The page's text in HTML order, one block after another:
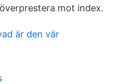
mot index.
är den vär